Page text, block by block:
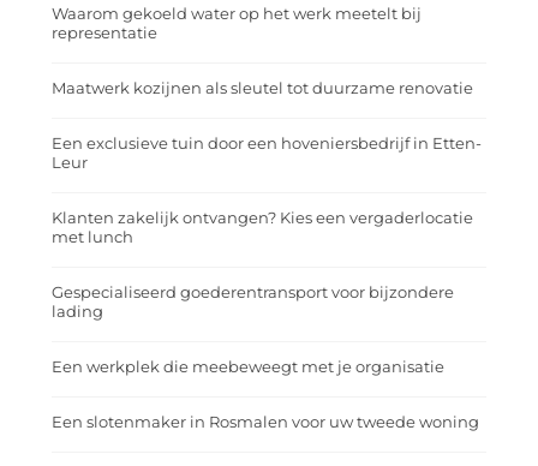
Waarom gekoeld water op het werk meetelt bij
representatie
Maatwerk kozijnen als sleutel tot duurzame renovatie
Een exclusieve tuin door een hoveniersbedrijf in Etten-
Leur
Klanten zakelijk ontvangen? Kies een vergaderlocatie
met lunch
Gespecialiseerd goederentransport voor bijzondere
lading
Een werkplek die meebeweegt met je organisatie
Een slotenmaker in Rosmalen voor uw tweede woning